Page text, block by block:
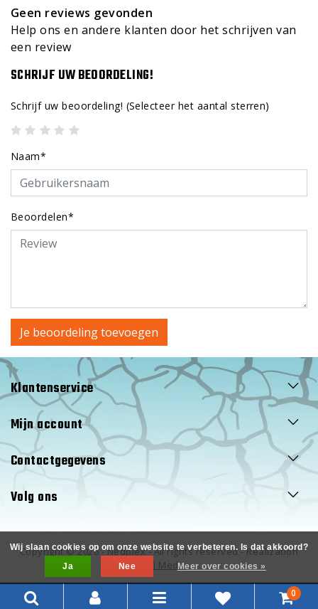
Geen reviews gevonden
Help ons en andere klanten door het schrijven van
een review
SCHRIJF UW BEOORDELING!
Schrijf uw beoordeling! (Selecteer het aantal sterren)
Naam*
Beoordelen*
Je beoordeling toevoegen
Klantenservice
Mijn account
Contactgegevens
Volg ons
Copyright © 2026 - Nedplex - All rights reserved - Realization
InStijl Media
0
Wij slaan cookies op om onze website te verbeteren. Is dat akkoord?
Ja
Nee Meer over cookies »